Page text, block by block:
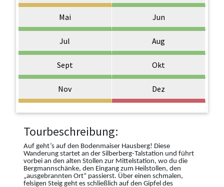
Mai Jun
Jul Aug
Sept Okt
Nov Dez
Tourbeschreibung:
Auf geht’s auf den Bodenmaiser Hausberg! Diese
Wanderung startet an der Silberberg-Talstation und führt
vorbei an den alten Stollen zur Mittelstation, wo du die
Bergmannschänke, den Eingang zum Heilstollen, den
„ausgebrannten Ort“ passierst. Über einen schmalen,
felsigen Steig geht es schließlich auf den Gipfel des